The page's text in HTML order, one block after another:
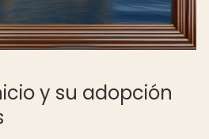
y su adopción